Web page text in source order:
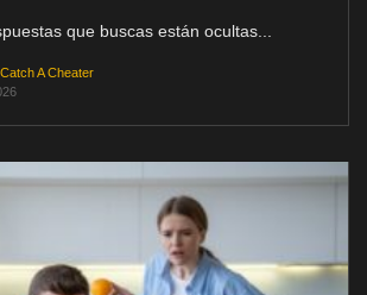
que buscas están ocultas...
Catch A Cheater